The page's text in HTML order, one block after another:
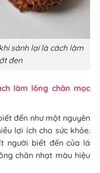
sánh lại là cách làm
đen
làm lông chân mọc
đến như một nguyên
lợi ích cho sức khỏe.
người biết đến của lá
chân nhạt màu hiệu